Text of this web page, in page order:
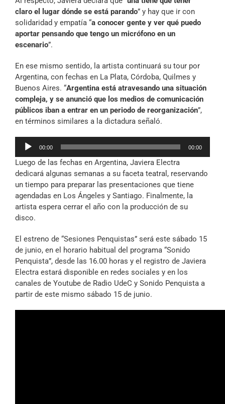
claro el lugar dónde se está parando” y hay que ir con
solidaridad y empatía “a conocer gente y ver qué puedo
aportar pensando que tengo un micrófono en un
escenario”.
En ese mismo sentido, la artista continuará su tour por
Argentina, con fechas en La Plata, Córdoba, Quilmes y
Buenos Aires. “Argentina está atravesando una situación
compleja, y se anunció que los medios de comunicación
públicos iban a entrar en un periodo de reorganización”,
en términos similares a la dictadura señaló.
Reproductor
audio
00:00 00:00
Luego de las fechas en Argentina, Javiera Electra
dedicará algunas semanas a su faceta teatral, reservando
un tiempo para preparar las presentaciones que tiene
agendadas en Los Ángeles y Santiago. Finalmente, la
artista espera cerrar el año con la producción de su
disco.
El estreno de “Sesiones Penquistas” será este sábado 15
de junio, en el horario habitual del programa “Sonido
Penquista”, desde las 16.00 horas y el registro de Javiera
Electra estará disponible en redes sociales y en los
canales de Youtube de Radio UdeC y Sonido Penquista a
partir de este mismo sábado 15 de junio.